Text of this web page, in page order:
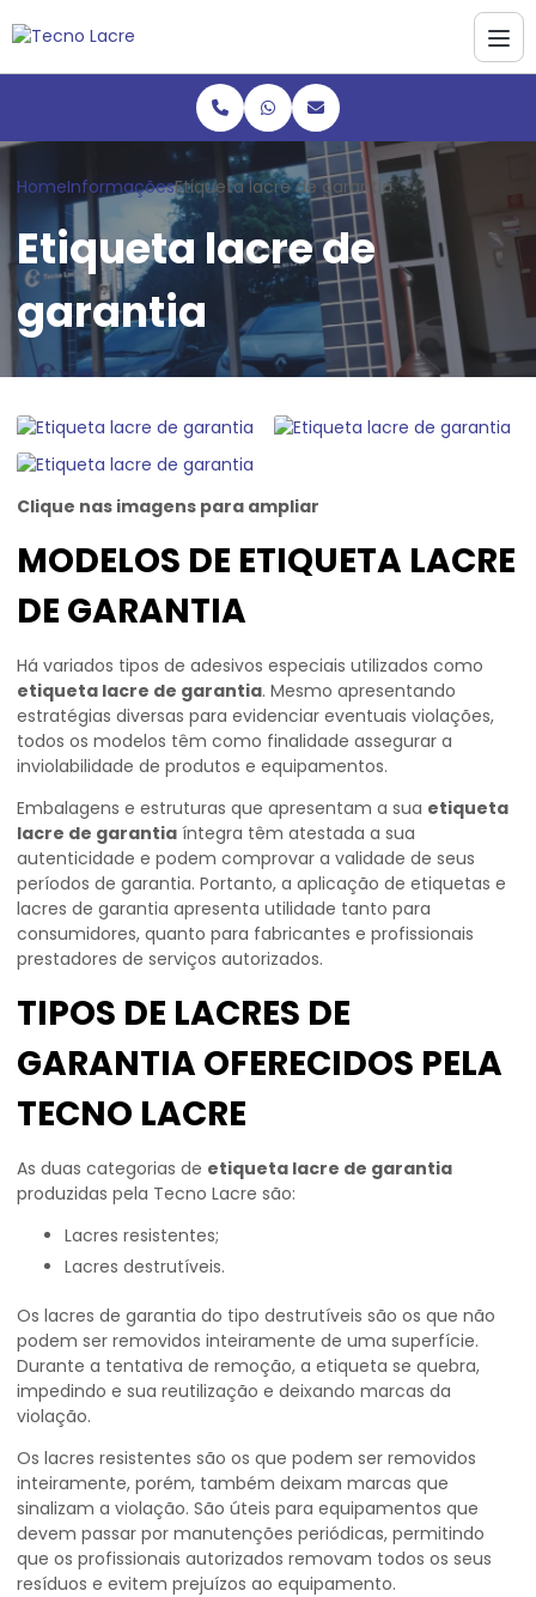
HomeInformaçõesEtiqueta lacre de garantia
Etiqueta lacre de
garantia
Clique nas imagens para ampliar
MODELOS DE ETIQUETA LACRE
DE GARANTIA
Há variados tipos de adesivos especiais utilizados como
etiqueta lacre de garantia. Mesmo apresentando
estratégias diversas para evidenciar eventuais violações,
todos os modelos têm como finalidade assegurar a
inviolabilidade de produtos e equipamentos.
Embalagens e estruturas que apresentam a sua etiqueta
lacre de garantia íntegra têm atestada a sua
autenticidade e podem comprovar a validade de seus
períodos de garantia. Portanto, a aplicação de etiquetas e
lacres de garantia apresenta utilidade tanto para
consumidores, quanto para fabricantes e profissionais
prestadores de serviços autorizados.
TIPOS DE LACRES DE
GARANTIA OFERECIDOS PELA
TECNO LACRE
As duas categorias de etiqueta lacre de garantia
produzidas pela Tecno Lacre são:
Lacres resistentes;
Lacres destrutíveis.
Os lacres de garantia do tipo destrutíveis são os que não
podem ser removidos inteiramente de uma superfície.
Durante a tentativa de remoção, a etiqueta se quebra,
impedindo e sua reutilização e deixando marcas da
violação.
Os lacres resistentes são os que podem ser removidos
inteiramente, porém, também deixam marcas que
sinalizam a violação. São úteis para equipamentos que
devem passar por manutenções periódicas, permitindo
que os profissionais autorizados removam todos os seus
resíduos e evitem prejuízos ao equipamento.